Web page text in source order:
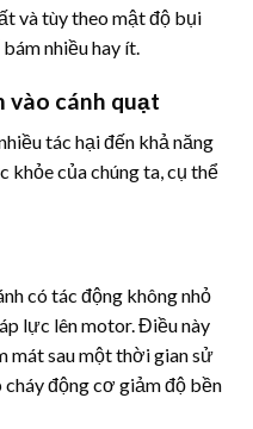
và tùy theo mật độ bụi
nhiều hay ít.
vào cánh quạt
tác hại đến khả năng
khỏe của chúng ta, cụ thể
có tác động không nhỏ
lực lên motor. Điều này
mát sau một thời gian sử
động cơ giảm độ bền